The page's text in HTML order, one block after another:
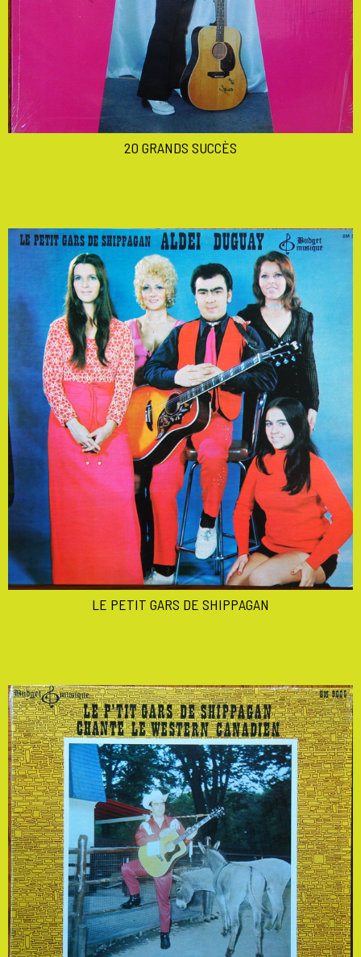
20 GRANDS SUCCÈS
LE PETIT GARS DE SHIPPAGAN